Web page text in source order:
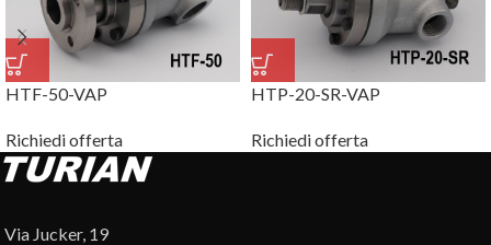
HTF-50-VAP
Richiedi offerta
HTP-20-SR-VAP
Richiedi offerta
Via Jucker, 19